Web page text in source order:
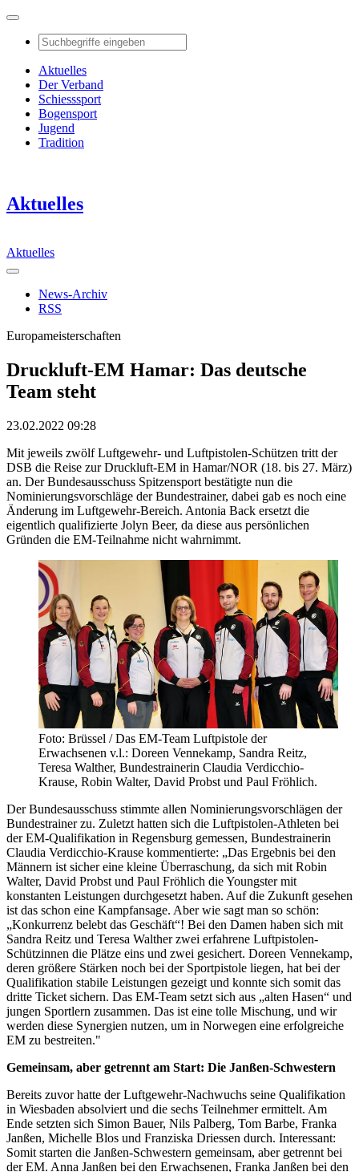
Aktuelles
Der Verband
Schiesssport
Bogensport
Jugend
Tradition
Aktuelles
Aktuelles
News-Archiv
RSS
Europameisterschaften
Druckluft-EM Hamar: Das deutsche
Team steht
23.02.2022 09:28
Mit jeweils zwölf Luftgewehr- und Luftpistolen-Schützen tritt der
DSB die Reise zur Druckluft-EM in Hamar/NOR (18. bis 27. März)
an. Der Bundesausschuss Spitzensport bestätigte nun die
Nominierungsvorschläge der Bundestrainer, dabei gab es noch eine
Änderung im Luftgewehr-Bereich. Antonia Back ersetzt die
eigentlich qualifizierte Jolyn Beer, da diese aus persönlichen
Gründen die EM-Teilnahme nicht wahrnimmt.
Foto: Brüssel / Das EM-Team Luftpistole der
Erwachsenen v.l.: Doreen Vennekamp, Sandra Reitz,
Teresa Walther, Bundestrainerin Claudia Verdicchio-
Krause, Robin Walter, David Probst und Paul Fröhlich.
Der Bundesausschuss stimmte allen Nominierungsvorschlägen der
Bundestrainer zu. Zuletzt hatten sich die Luftpistolen-Athleten bei
der EM-Qualifikation in Regensburg gemessen, Bundestrainerin
Claudia Verdicchio-Krause kommentierte: „Das Ergebnis bei den
Männern ist sicher eine kleine Überraschung, da sich mit Robin
Walter, David Probst und Paul Fröhlich die Youngster mit
konstanten Leistungen durchgesetzt haben. Auf die Zukunft gesehen
ist das schon eine Kampfansage. Aber wie sagt man so schön:
„Konkurrenz belebt das Geschäft“! Bei den Damen haben sich mit
Sandra Reitz und Teresa Walther zwei erfahrene Luftpistolen-
Schützinnen die Plätze eins und zwei gesichert. Doreen Vennekamp,
deren größere Stärken noch bei der Sportpistole liegen, hat bei der
Qualifikation stabile Leistungen gezeigt und konnte sich somit das
dritte Ticket sichern. Das EM-Team setzt sich aus „alten Hasen“ und
jungen Sportlern zusammen. Das ist eine tolle Mischung, und wir
werden diese Synergien nutzen, um in Norwegen eine erfolgreiche
EM zu bestreiten."
Gemeinsam, aber getrennt am Start: Die Janßen-Schwestern
Bereits zuvor hatte der Luftgewehr-Nachwuchs seine Qualifikation
in Wiesbaden absolviert und die sechs Teilnehmer ermittelt. Am
Ende setzten sich Simon Bauer, Nils Palberg, Tom Barbe, Franka
Janßen, Michelle Blos und Franziska Driessen durch. Interessant:
Somit starten die Janßen-Schwestern gemeinsam, aber getrennt bei
der EM. Anna Janßen bei den Erwachsenen, Franka Janßen bei den